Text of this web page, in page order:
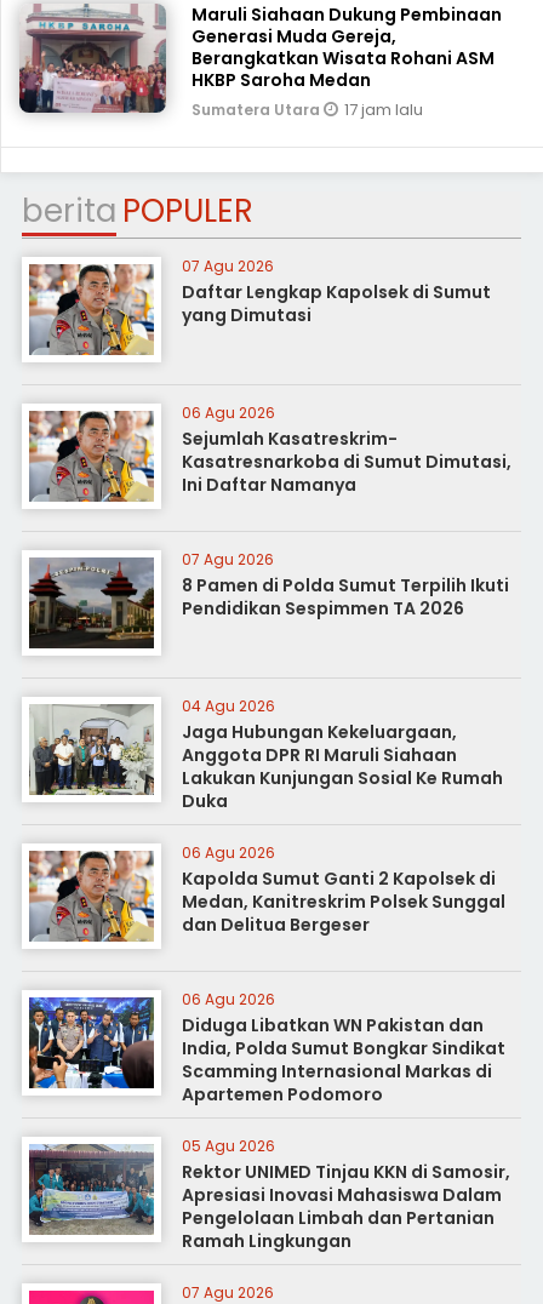
Maruli Siahaan Dukung Pembinaan
Generasi Muda Gereja,
Berangkatkan Wisata Rohani ASM
HKBP Saroha Medan
Sumatera Utara 17 jam lalu
berita POPULER
07 Agu 2026
Daftar Lengkap Kapolsek di Sumut
yang Dimutasi
06 Agu 2026
Sejumlah Kasatreskrim-
Kasatresnarkoba di Sumut Dimutasi,
Ini Daftar Namanya
07 Agu 2026
8 Pamen di Polda Sumut Terpilih Ikuti
Pendidikan Sespimmen TA 2026
04 Agu 2026
Jaga Hubungan Kekeluargaan,
Anggota DPR RI Maruli Siahaan
Lakukan Kunjungan Sosial Ke Rumah
Duka
06 Agu 2026
Kapolda Sumut Ganti 2 Kapolsek di
Medan, Kanitreskrim Polsek Sunggal
dan Delitua Bergeser
06 Agu 2026
Diduga Libatkan WN Pakistan dan
India, Polda Sumut Bongkar Sindikat
Scamming Internasional Markas di
Apartemen Podomoro
05 Agu 2026
Rektor UNIMED Tinjau KKN di Samosir,
Apresiasi Inovasi Mahasiswa Dalam
Pengelolaan Limbah dan Pertanian
Ramah Lingkungan
07 Agu 2026